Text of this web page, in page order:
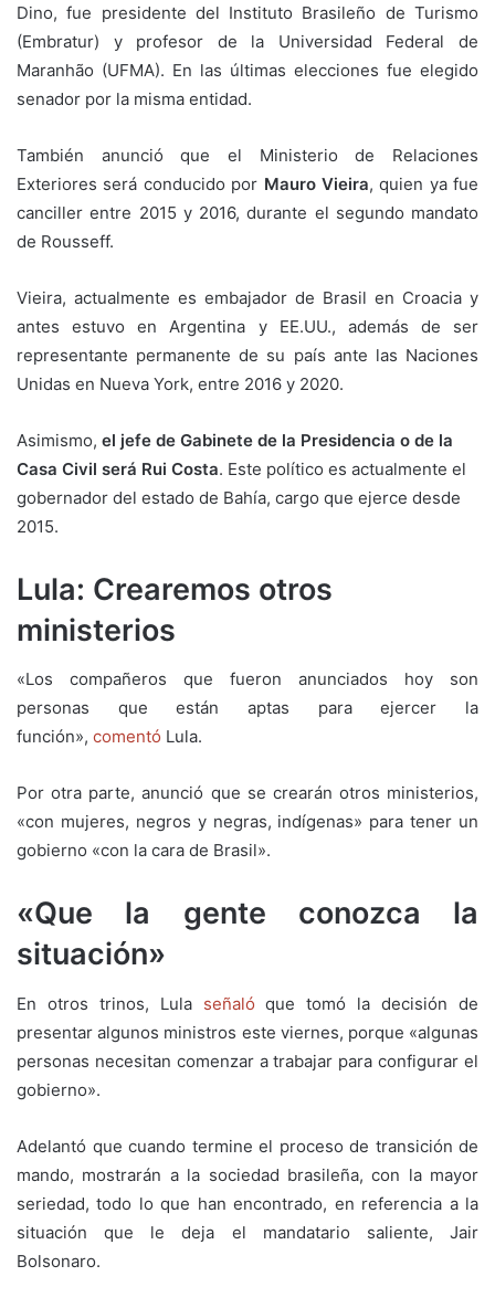
Dino, fue presidente del Instituto Brasileño de Turismo
(Embratur) y profesor de la Universidad Federal de
Maranhão (UFMA). En las últimas elecciones fue elegido
senador por la misma entidad.
También anunció que el Ministerio de Relaciones
Exteriores será conducido por Mauro Vieira, quien ya fue
canciller entre 2015 y 2016, durante el segundo mandato
de Rousseff.
Vieira, actualmente es embajador de Brasil en Croacia y
antes estuvo en Argentina y EE.UU., además de ser
representante permanente de su país ante las Naciones
Unidas en Nueva York, entre 2016 y 2020.
Asimismo, el jefe de Gabinete de la Presidencia o de la
Casa Civil será Rui Costa. Este político es actualmente el
gobernador del estado de Bahía, cargo que ejerce desde
2015.
Lula: Crearemos otros
ministerios
«Los compañeros que fueron anunciados hoy son
personas que están aptas para ejercer la
función», comentó Lula.
Por otra parte, anunció que se crearán otros ministerios,
«con mujeres, negros y negras, indígenas» para tener un
gobierno «con la cara de Brasil».
«Que la gente conozca la
situación»
En otros trinos, Lula señaló que tomó la decisión de
presentar algunos ministros este viernes, porque «algunas
personas necesitan comenzar a trabajar para configurar el
gobierno».
Adelantó que cuando termine el proceso de transición de
mando, mostrarán a la sociedad brasileña, con la mayor
seriedad, todo lo que han encontrado, en referencia a la
situación que le deja el mandatario saliente, Jair
Bolsonaro.